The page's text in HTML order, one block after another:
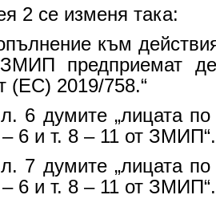
2 се изменя така:
към
предприемат
(ЕС) 2019/758.“
6 думите „лицата
6 и т. 8 – 11 от ЗМИП“.
7 думите „лицата
6 и т. 8 – 11 от ЗМИП“.